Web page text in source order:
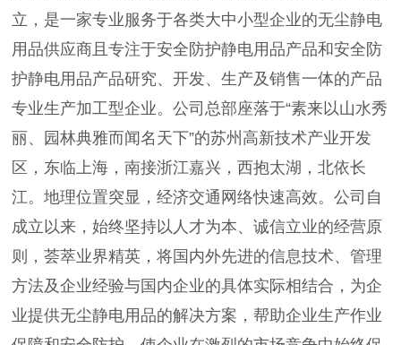
立，是一家专业服务于各类大中小型企业的无尘静电
用品供应商且专注于安全防护静电用品产品和安全防
护静电用品产品研究、开发、生产及销售一体的产品
专业生产加工型企业。公司总部座落于“素来以山水秀
丽、园林典雅而闻名天下”的苏州高新技术产业开发
区，东临上海，南接浙江嘉兴，西抱太湖，北依长
江。地理位置突显，经济交通网络快速高效。公司自
成立以来，始终坚持以人才为本、诚信立业的经营原
则，荟萃业界精英，将国内外先进的信息技术、管理
方法及企业经验与国内企业的具体实际相结合，为企
业提供无尘静电用品的解决方案，帮助企业生产作业